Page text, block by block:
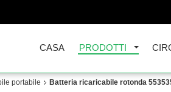
CASA PRODOTTI
portabile Batteria ricaricabile rotonda